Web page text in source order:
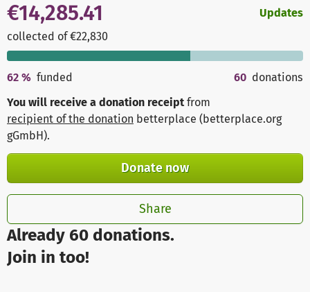
Already 60 donations.
Join in too!
€14,285.41
collected of €22,830
Updates
62 % funded 60 donations
You will receive a donation receipt from
recipient of the donation betterplace (betterplace.org
gGmbH).
Donate now
Share